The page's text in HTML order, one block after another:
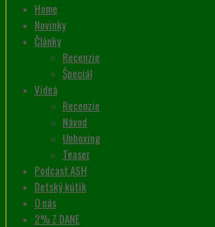
Home
Novinky
Články
Recenzie
Špeciál
Videá
Recenzie
Návod
Unboxing
Teaser
Podcast ASH
Detský kútik
O nás
2% Z DANE